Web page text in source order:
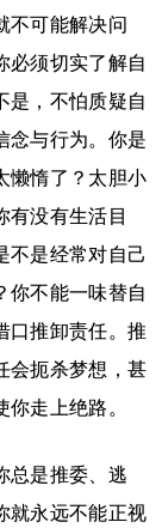
不可能解决问
必须切实了解自
是，不怕质疑自
念与行为。你是
懒惰了？太胆小
有没有生活目
不是经常对自己
你不能一味替自
口推卸责任。推
会扼杀梦想，甚
你走上绝路。
总是推委、逃
就永远不能正视